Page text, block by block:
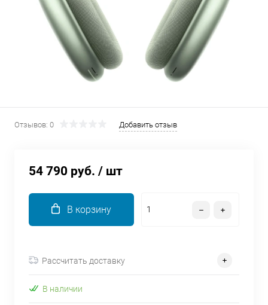
Отзывов: 0 Добавить отзыв
54 790 руб. / шт
В корзину
Рассчитать доставку
В наличии
Оставшиеся75% будут
списыватьсяс вашей карты
25%каждые 2 недели
об оплате Плайтом
Остались вопросы?
8 800 302-02-51
plait.ru